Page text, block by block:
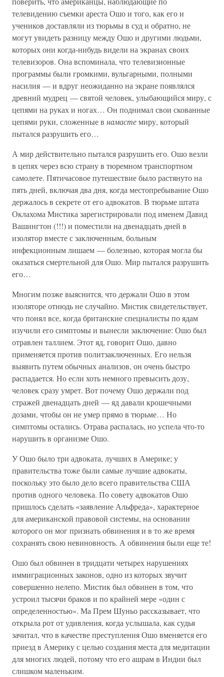
телевидению съемки ареста Ошо и того, как его и
учеников доставляли из тюрьмы в суд и обратно, не
могут увидеть разницу между Ошо и другими людьми,
которых они когда-нибудь видели на экранах своих
телевизоров. Она вспоминала, что телевизионные
программы были громкими, вульгарными, полными
насилия — и вдруг неожиданно на экране появлялся
древний мудрец — святой человек, улыбающийся миру, с
цепями на руках и ногах… Он поднимал свои скованные
цепями руки, сложенные в намастемиру, который
пытался разрушить его…
А мир действительно пытался разрушить его. Ошо везли
в цепях через всю страну в тюремном транспортном
самолете. Пятичасовое путешествие было растянуто на
пять дней, включая два дня, когда местопребывание Ошо
держалось в секрете от его адвокатов. В тюрьме штата
Оклахома Мистика зарегистрировали под именем Давид
Вашингтон (!!!) и поместили на двенадцать дней в
изолятор вместе с заключенным, больным
инфекционным лишаем — болезнью, которая могла бы
оказаться смертельной для Ошо. Мир пытался разрушить
его…
Многим позже выяснится, что держали Ошо в этом
изоляторе отнюдь не случайно. Мистик свидетельствует,
что понял все, когда британские специалисты по ядам
изучили его симптомы и вынесли заключение: Ошо был
отравлен таллием. Этот яд, говорит Ошо, давно
применяется против политзаключенных. Его нельзя
выявить путем обычных анализов, он очень быстро
распадается. Но если хоть немного превысить дозу,
человек сразу умрет. Вот почему Ошо держали под
стражей двенадцать дней — яд давали крошечными
дозами, чтобы он не умер прямо в тюрьме… Но
симптомы остались. Отрава распалась, но успела что-то
нарушить в организме Ошо.
У Ошо было три адвоката, лучших в Америке; у
правительства тоже были самые лучшие адвокаты,
поскольку это было дело всего правительства США
против одного человека. По совету адвокатов Ошо
пришлось сделать «заявление Альфреда», характерное
для американской правовой системы, на основании
которого он мог признать обвинения и в то же время
сохранять свою невиновность. А обвинения были еще те!
Ошо был обвинен в тридцати четырех нарушениях
иммиграционных законов, одно из которых звучит
совершенно нелепо. Мистик был обвинен в том, что
устроил тысячи браков и по крайней мере «один с
определенностью». Ма Прем Шуньо рассказывает, что
открыла рот от удивления, когда услышала, как судья
зачитал, что в качестве преступления Ошо вменяется его
приезд в Америку с целью создания места для медитации
для многих людей, потому что его ашрам в Индии был
слишком маленьким.